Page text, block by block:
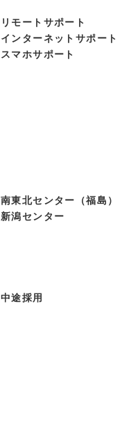
リモートサポート
インターネットサポート
スマホサポート
南東北センター（福島）
新潟センター
中途採用